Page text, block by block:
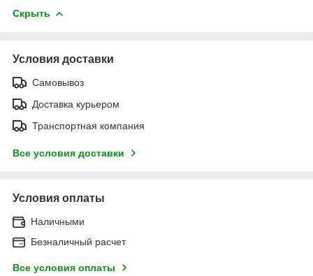
Скрыть
Условия доставки
Самовывоз
Доставка курьером
Транспортная компания
Все условия доставки
Условия оплаты
Наличными
Безналичный расчет
Все условия оплаты